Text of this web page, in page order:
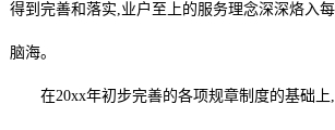
得到完善和落实,业户至上的服务理念深深烙入
脑海。
在20xx年初步完善的各项规章制度的基础上